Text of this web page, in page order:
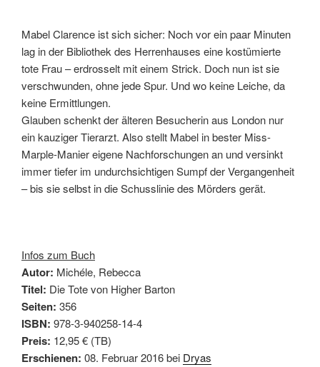
Mabel Clarence ist sich sicher: Noch vor ein paar Minuten
lag in der Bibliothek des Herrenhauses eine kostümierte
tote Frau – erdrosselt mit einem Strick. Doch nun ist sie
verschwunden, ohne jede Spur. Und wo keine Leiche, da
keine Ermittlungen.
Glauben schenkt der älteren Besucherin aus London nur
ein kauziger Tierarzt. Also stellt Mabel in bester Miss-
Marple-Manier eigene Nachforschungen an und versinkt
immer tiefer im undurchsichtigen Sumpf der Vergangenheit
– bis sie selbst in die Schusslinie des Mörders gerät.
Infos zum Buch
Autor: Michéle, Rebecca
Titel: Die Tote von Higher Barton
Seiten: 356
ISBN: 978-3-940258-14-4
Preis: 12,95 € (TB)
Erschienen: 08. Februar 2016 bei Dryas